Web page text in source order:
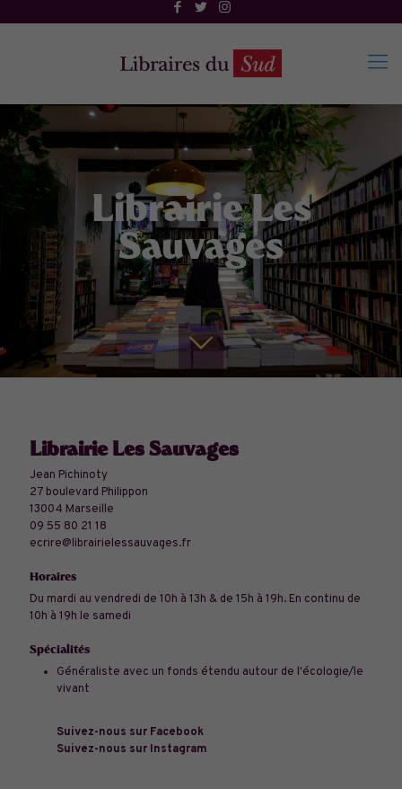
Librairie Les
Sauvages
Librairie Les Sauvages
Jean Pichinoty
27 boulevard Philippon
13004 Marseille
09 55 80 21 18
ecrire@librairielessauvages.fr
Horaires
Du mardi au vendredi de 10h à 13h & de 15h à 19h. En continu de
10h à 19h le samedi
Spécialités
Généraliste avec un fonds étendu autour de l'écologie/le
vivant
Suivez-nous sur Facebook
Suivez-nous sur Instagram